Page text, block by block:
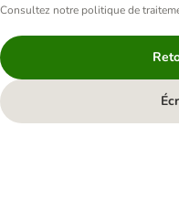
Consultez notre politique de